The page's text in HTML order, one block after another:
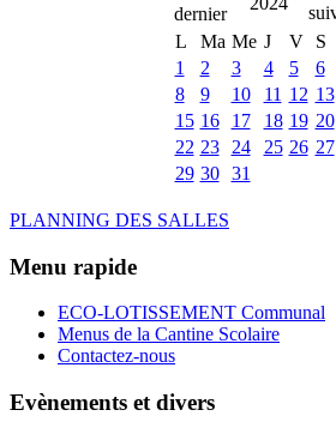
L
Ma Me J V S
1
2 3 4 5 6
8
9 10 11 12 13
15 16 17 18 19 20
22 23 24 25 26 27
29 30 31
PLANNING DES SALLES
Menu rapide
ECO-LOTISSEMENT Communal
Menus de la Cantine Scolaire
Contactez-nous
Evènements et divers